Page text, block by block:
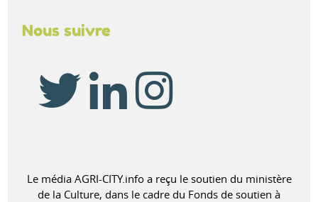
Nous suivre
Le média AGRI-CITY.info a reçu le soutien du ministère
de la Culture, dans le cadre du Fonds de soutien à